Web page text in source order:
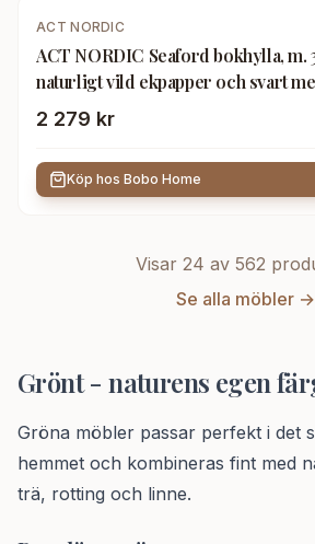
ACT NORDIC
ACT NORDIC Seaford bokhylla, m.
naturligt vild ekpapper och svart
2 279 kr
Köp hos Bobo Home
Visar 24 av 562
Se alla möbler →
Grönt - naturens egen
Gröna möbler passar perfekt i det
hemmet och kombineras fint med
trä, rotting och linne.